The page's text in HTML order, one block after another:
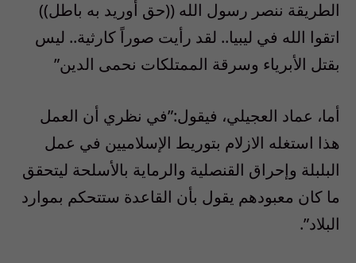
الطريقة ننصر رسول الله ((حق أوريد به باطل))
اتقوا الله في ليبيا.. لقد رأيت صوراً كارثية.. ليس
بقتل الأبرياء وسرقة الممتلكات نحمى الدين”
أما، عماد العجيلي، فيقول:”في نظري أن العمل
هذا استغله الازلام بتوريط الإسلاميين في عمل
البلبلة وإحراق القنصلية والرماية بالأسلحة ليتحقق
ما كان معبودهم يقول بأن القاعدة ستتحكم بموارد
البلاد”.